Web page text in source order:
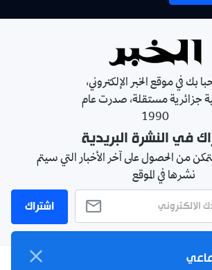
بك في موقع الخبر الإلكتروني،
جزائرية مستقلة، صدرت عام
1990
في النشرة البريدية
من الحصول على آخر الأخبار التي سيتم
نشرها في الموقع
اشتراك